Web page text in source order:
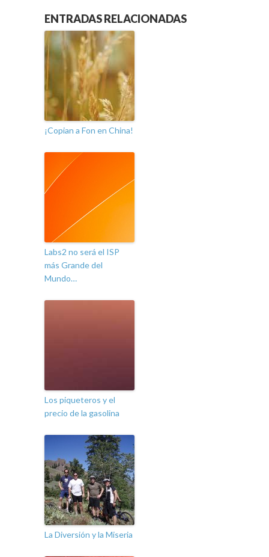
ENTRADAS RELACIONADAS
¡Copian a Fon en China!
Labs2 no será el ISP
más Grande del
Mundo…
Los piqueteros y el
precio de la gasolina
La Diversión y la Miseria